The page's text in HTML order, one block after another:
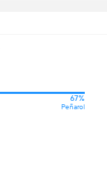
67%
Peñarol